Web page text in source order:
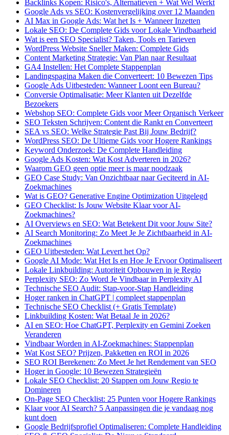
Backlinks Kopen: Risico's, Alternatieven + Wat Wel Werkt
Google Ads vs SEO: Kostenvergelijking over 12 Maanden
AI Max in Google Ads: Wat het Is + Wanneer Inzetten
Lokale SEO: De Complete Gids voor Lokale Vindbaarheid
Wat is een SEO Specialist? Taken, Tools en Tarieven
WordPress Website Sneller Maken: Complete Gids
Content Marketing Strategie: Van Plan naar Resultaat
GA4 Instellen: Het Complete Stappenplan
Landingspagina Maken die Converteert: 10 Bewezen Tips
Google Ads Uitbesteden: Wanneer Loont een Bureau?
Conversie Optimalisatie: Meer Klanten uit Dezelfde
Bezoekers
Webshop SEO: Complete Gids voor Meer Organisch Verkeer
SEO Teksten Schrijven: Content die Rankt en Converteert
SEA vs SEO: Welke Strategie Past Bij Jouw Bedrijf?
WordPress SEO: De Ultieme Gids voor Hogere Rankings
Keyword Onderzoek: De Complete Handleiding
Google Ads Kosten: Wat Kost Adverteren in 2026?
Waarom GEO geen optie meer is maar noodzaak
GEO Case Study: Van Onzichtbaar naar Geciteerd in AI-
Zoekmachines
Wat is GEO? Generative Engine Optimization Uitgelegd
GEO Checklist: Is Jouw Website Klaar voor AI-
Zoekmachines?
AI Overviews en SEO: Wat Betekent Dit voor Jouw Site?
AI Search Monitoring: Zo Meet Je Je Zichtbaarheid in AI-
Zoekmachines
GEO Uitbesteden: Wat Levert het Op?
Google AI Mode: Wat Het Is en Hoe Je Ervoor Optimaliseert
Lokale Linkbuilding: Autoriteit Opbouwen in je Regio
Perplexity SEO: Zo Word Je Vindbaar in Perplexity AI
Technische SEO Audit: Stap-voor-Stap Handleiding
Hoger ranken in ChatGPT | compleet stappenplan
Technische SEO Checklist (+ Gratis Template)
Linkbuilding Kosten: Wat Betaal Je in 2026?
AI en SEO: Hoe ChatGPT, Perplexity en Gemini Zoeken
Veranderen
Vindbaar Worden in AI-Zoekmachines: Stappenplan
Wat Kost SEO? Prijzen, Pakketten en ROI in 2026
SEO ROI Berekenen: Zo Meet Je het Rendement van SEO
Hoger in Google: 10 Bewezen Strategieën
Lokale SEO Checklist: 20 Stappen om Jouw Regio te
Domineren
On-Page SEO Checklist: 25 Punten voor Hogere Rankings
Klaar voor AI Search? 5 Aanpassingen die je vandaag nog
kunt doen
Google Bedrijfsprofiel Optimaliseren: Complete Handleiding